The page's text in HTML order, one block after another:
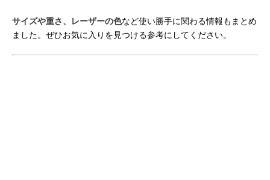
サイズや重さ、レーザーの色など使い勝手に関わる情報もまとめ
ました。ぜひお気に入りを見つける参考にしてください。